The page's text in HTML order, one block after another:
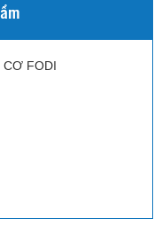
CƠ FODI